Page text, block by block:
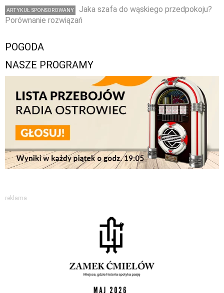
ARTYKUŁ SPONSOROWANY
Jaka szafa do wąskiego przedpokoju?
Porównanie rozwiązań
POGODA
NASZE PROGRAMY
reklama